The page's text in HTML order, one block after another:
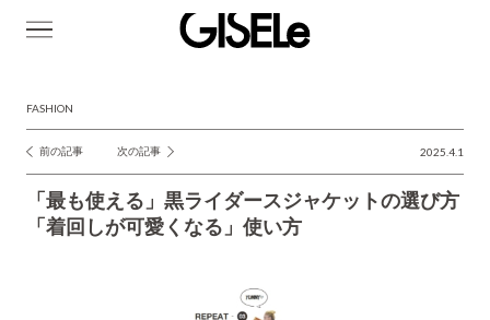
FASHION
投
稿
ナ
前の記事 次の記事 2025.4.1
「最も使える」黒ライダースジャケットの選び方
「着回しが可愛くなる」使い方